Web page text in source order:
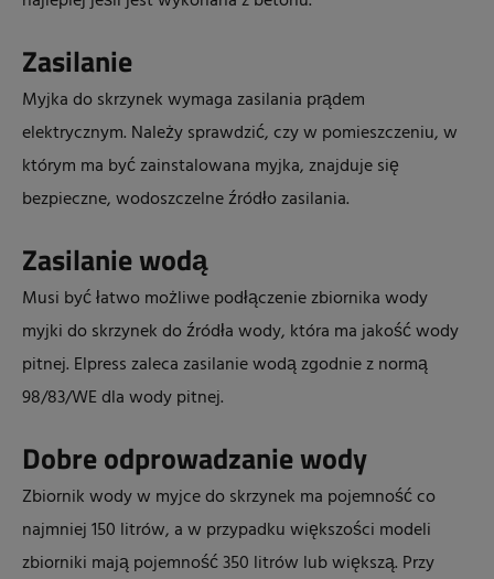
Zasilanie
Myjka do skrzynek wymaga zasilania prądem
elektrycznym. Należy sprawdzić, czy w pomieszczeniu, w
którym ma być zainstalowana myjka, znajduje się
bezpieczne, wodoszczelne źródło zasilania.
Zasilanie wodą
Musi być łatwo możliwe podłączenie zbiornika wody
myjki do skrzynek do źródła wody, która ma jakość wody
pitnej. Elpress zaleca zasilanie wodą zgodnie z normą
98/83/WE dla wody pitnej.
Dobre odprowadzanie wody
Zbiornik wody w myjce do skrzynek ma pojemność co
najmniej 150 litrów, a w przypadku większości modeli
zbiorniki mają pojemność 350 litrów lub większą. Przy